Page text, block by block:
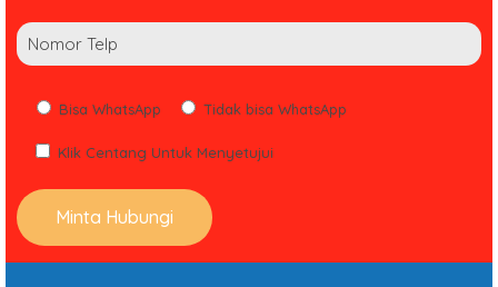
Bisa WhatsApp Tidak bisa WhatsApp
Klik Centang Untuk Menyetujui